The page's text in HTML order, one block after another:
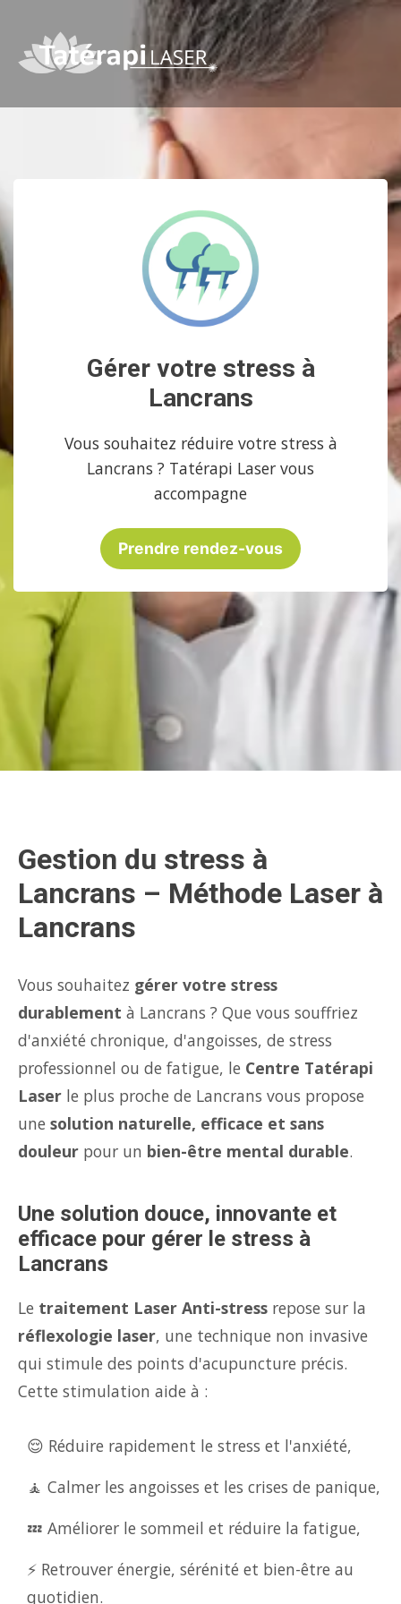
Gérer votre stress à
Lancrans
Vous souhaitez réduire votre stress à
Lancrans ? Tatérapi Laser vous
accompagne
Prendre rendez-vous
Gestion du stress à
Lancrans – Méthode Laser à
Lancrans
Vous souhaitez gérer votre stress
durablement à Lancrans ? Que vous souffriez
d'anxiété chronique, d'angoisses, de stress
professionnel ou de fatigue, le Centre Tatérapi
Laser le plus proche de Lancrans vous propose
une solution naturelle, efficace et sans
douleur pour un bien-être mental durable.
Une solution douce, innovante et
efficace pour gérer le stress à
Lancrans
Le traitement Laser Anti-stress repose sur la
réflexologie laser, une technique non invasive
qui stimule des points d'acupuncture précis.
Cette stimulation aide à :
😌 Réduire rapidement le stress et l'anxiété,
🧘 Calmer les angoisses et les crises de panique,
💤 Améliorer le sommeil et réduire la fatigue,
⚡ Retrouver énergie, sérénité et bien-être au
quotidien.